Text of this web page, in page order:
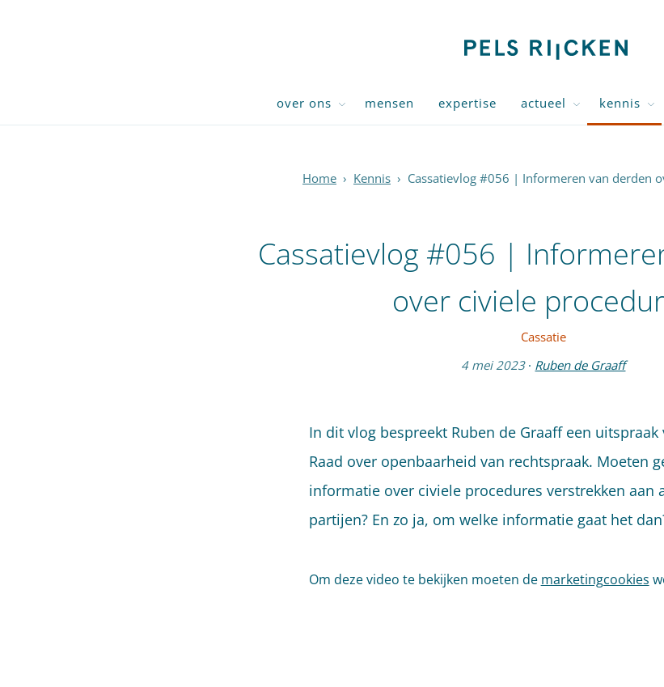
over ons mensen expertise actueel kennis
Home › Kennis › Cassatievlog #056 | Informeren van derden
Cassatievlog #056 |
over civiele
Cassatie
4 mei 2023 · Ruben de Graaff
In dit vlog bespreekt Ruben de Graaff een uitspraak
Raad over openbaarheid van rechtspraak. Moeten
informatie over civiele procedures verstrekken aan
partijen? En zo ja, om welke informatie gaat het
Om deze video te bekijken moeten de marketingcookies